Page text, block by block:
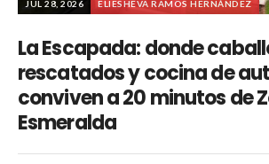
JUL 28, 2026 ELIESHEVA RAMOS HERNÁNDEZ
La Escapada: donde
rescatados y cocina de
conviven a 20 minutos de
Esmeralda